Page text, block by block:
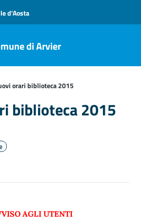
d'Aosta
navigazione
di Arvier
orari biblioteca 2015
biblioteca 2015
AGLI UTENTI